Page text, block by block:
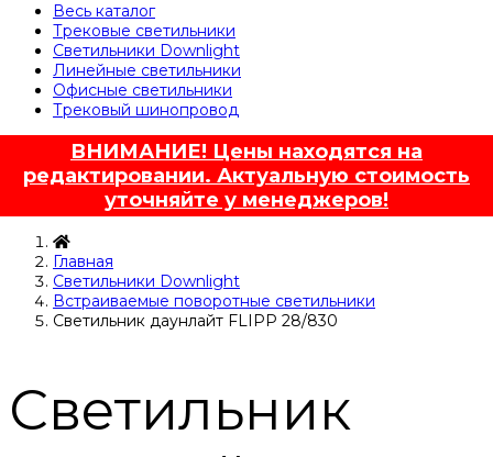
Весь каталог
Трековые светильники
Светильники Downlight
Линейные светильники
Офисные светильники
Трековый шинопровод
ВНИМАНИЕ! Цены находятся на
редактировании. Актуальную стоимость
уточняйте у менеджеров!
Главная
Светильники Downlight
Встраиваемые поворотные светильники
Светильник даунлайт FLIPP 28/830
Светильник